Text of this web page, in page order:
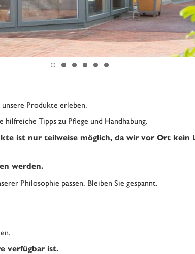
Produkte erleben.
Tipps zu Pflege und Handhabung.
ist nur teilweise möglich, da wir vor Ort kein
werden.
Philosophie passen. Bleiben Sie gespannt.
verfügbar ist.